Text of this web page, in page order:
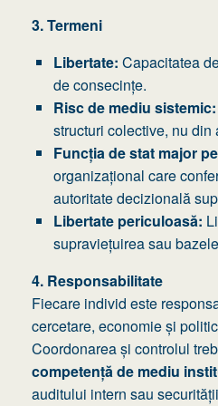
3. Termeni
Libertate: Capacitatea
de consecințe.
Risc de mediu sistemic:
structuri colective, nu
Funcția de stat major
organizațional care
autoritate decizională
Libertate periculoasă:
supraviețuirea sau
4. Responsabilitate
Fiecare individ este
cercetare, economie și
Coordonarea și controlul
competență de mediu
auditului intern sau